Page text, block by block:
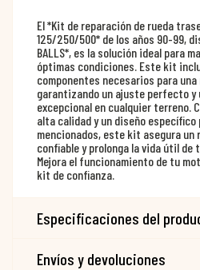
El *Kit de reparación de rueda
125/250/500* de los años 90-99,
BALLS*, es la solución ideal para
óptimas condiciones. Este kit
componentes necesarios para
garantizando un ajuste perfecto y
excepcional en cualquier terreno.
alta calidad y un diseño específico
mencionados, este kit asegura un
confiable y prolonga la vida útil de
Mejora el funcionamiento de tu
kit de confianza.
Especificaciones del
Envíos y devoluciones